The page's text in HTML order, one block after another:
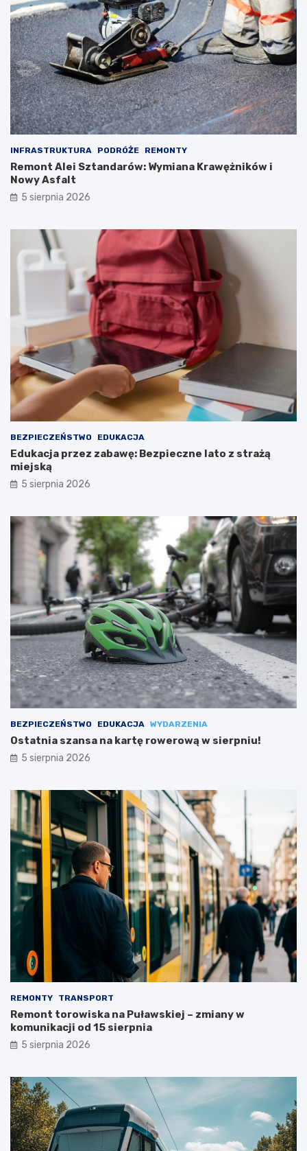
INFRASTRUKTURA PODRÓŻE REMONTY
Remont Alei Sztandarów: Wymiana Krawężników i
Nowy Asfalt
5 sierpnia 2026
BEZPIECZEŃSTWO EDUKACJA
Edukacja przez zabawę: Bezpieczne lato z strażą
miejską
5 sierpnia 2026
BEZPIECZEŃSTWO EDUKACJA WYDARZENIA
Ostatnia szansa na kartę rowerową w sierpniu!
5 sierpnia 2026
REMONTY TRANSPORT
Remont torowiska na Puławskiej – zmiany w
komunikacji od 15 sierpnia
5 sierpnia 2026